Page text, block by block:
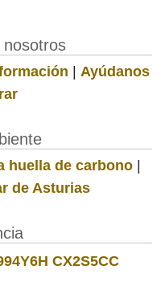
nosotros
| Ayúdanos
huella de carbono|
de Asturias
CX2S5CC